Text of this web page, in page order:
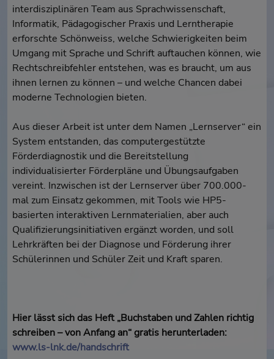
interdisziplinären Team aus Sprachwissenschaft,
Informatik, Pädagogischer Praxis und Lerntherapie
erforschte Schönweiss, welche Schwierigkeiten beim
Umgang mit Sprache und Schrift auftauchen können, wie
Rechtschreibfehler entstehen, was es braucht, um aus
ihnen lernen zu können – und welche Chancen dabei
moderne Technologien bieten.
Aus dieser Arbeit ist unter dem Namen „Lernserver“ ein
System entstanden, das computergestützte
Förderdiagnostik und die Bereitstellung
individualisierter Förderpläne und Übungsaufgaben
vereint. Inzwischen ist der Lernserver über 700.000-
mal zum Einsatz gekommen, mit Tools wie HP5-
basierten interaktiven Lernmaterialien, aber auch
Qualifizierungsinitiativen ergänzt worden, und soll
Lehrkräften bei der Diagnose und Förderung ihrer
Schülerinnen und Schüler Zeit und Kraft sparen.
Hier lässt sich das Heft „Buchstaben und Zahlen richtig
schreiben – von Anfang an“ gratis herunterladen:
www.ls-lnk.de/handschrift